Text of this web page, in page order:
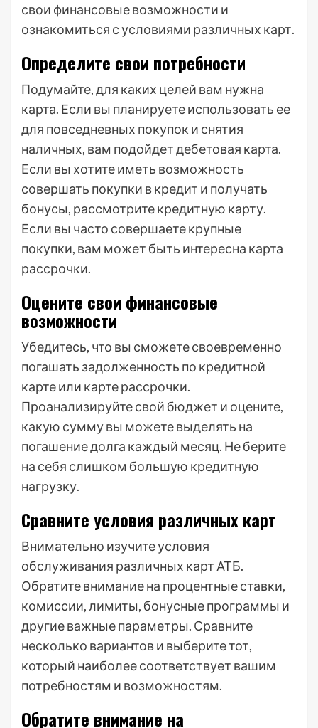
свои финансовые возможности и
ознакомиться с условиями различных карт.
Определите свои потребности
Подумайте, для каких целей вам нужна
карта. Если вы планируете использовать ее
для повседневных покупок и снятия
наличных, вам подойдет дебетовая карта.
Если вы хотите иметь возможность
совершать покупки в кредит и получать
бонусы, рассмотрите кредитную карту.
Если вы часто совершаете крупные
покупки, вам может быть интересна карта
рассрочки.
Оцените свои финансовые
возможности
Убедитесь, что вы сможете своевременно
погашать задолженность по кредитной
карте или карте рассрочки.
Проанализируйте свой бюджет и оцените,
какую сумму вы можете выделять на
погашение долга каждый месяц. Не берите
на себя слишком большую кредитную
нагрузку.
Сравните условия различных карт
Внимательно изучите условия
обслуживания различных карт АТБ.
Обратите внимание на процентные ставки,
комиссии, лимиты, бонусные программы и
другие важные параметры. Сравните
несколько вариантов и выберите тот,
который наиболее соответствует вашим
потребностям и возможностям.
Обратите внимание на